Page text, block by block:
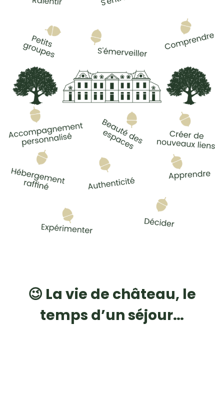
😉 La vie de château, le
temps d’un séjour…